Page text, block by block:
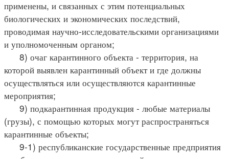
применены, и связанных с этим потенциальных
биологических и экономических последствий,
проводимая научно-исследовательскими организациями
и уполномоченным органом;
8) очаг карантинного объекта - территория, на
которой выявлен карантинный объект и где должны
осуществляться или осуществляются карантинные
мероприятия;
9) подкарантинная продукция - любые материалы
(грузы), с помощью которых могут распространяться
карантинные объекты;
9-1) республиканские государственные предприятия